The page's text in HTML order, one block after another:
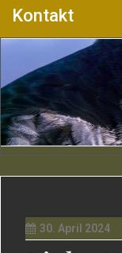
Kontakt
30. April 2024